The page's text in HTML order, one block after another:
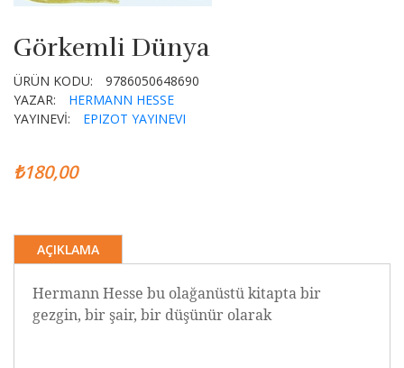
Görkemli Dünya
ÜRÜN KODU:
9786050648690
YAZAR:
HERMANN HESSE
YAYINEVİ:
EPIZOT YAYINEVI
₺180,00
AÇIKLAMA
Hermann Hesse bu olağanüstü kitapta bir
gezgin, bir şair, bir düşünür olarak